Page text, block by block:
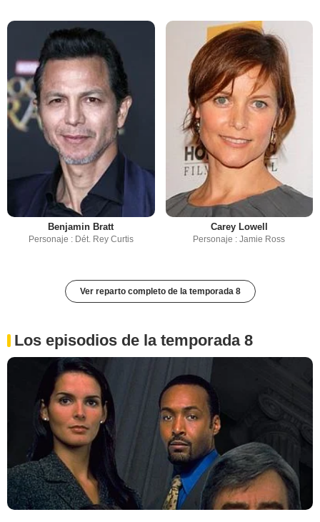
Benjamin Bratt
Personaje : Dét. Rey Curtis
Carey Lowell
Personaje : Jamie Ross
Ver reparto completo de la temporada 8
Los episodios de la temporada 8